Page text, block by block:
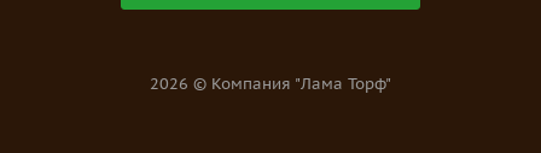
2026 © Компания "Лама Торф"